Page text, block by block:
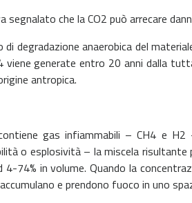
segnalato che la CO2 può arrecare
di degradazione anaerobica del
viene generate entro 20 anni dalla
antropica.
gas infiammabili – CH4 e
o esplosività – la miscela risultante
4-74% in volume. Quando la
e prendono fuoco in uno